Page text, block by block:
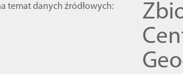
temat danych źródłowych: